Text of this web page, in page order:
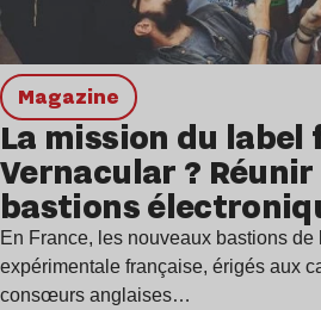
magazine
La mission du label
Vernacular ?
bastions
En France, les nouveaux bastions de
expérimentale française, érigés aux
consœurs anglaises…